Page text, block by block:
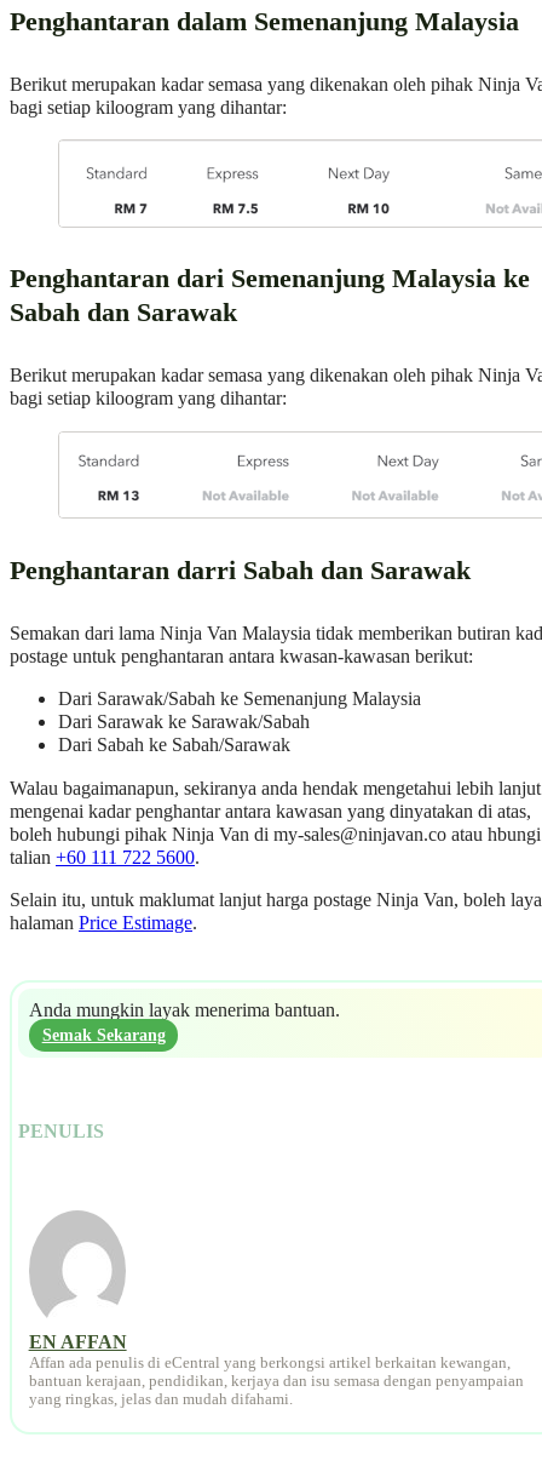
Penghantaran dalam Semenanjung Malaysia
Berikut merupakan kadar semasa yang dikenakan oleh pihak Ninja
bagi setiap kiloogram yang dihantar:
Penghantaran dari Semenanjung Malaysia ke
Sabah dan Sarawak
Berikut merupakan kadar semasa yang dikenakan oleh pihak Ninja
bagi setiap kiloogram yang dihantar:
Penghantaran darri Sabah dan Sarawak
Semakan dari lama Ninja Van Malaysia tidak memberikan butiran
postage untuk penghantaran antara kwasan-kawasan berikut:
Dari Sarawak/Sabah ke Semenanjung Malaysia
Dari Sarawak ke Sarawak/Sabah
Dari Sabah ke Sabah/Sarawak
Walau bagaimanapun, sekiranya anda hendak mengetahui lebih lanjut
mengenai kadar penghantar antara kawasan yang dinyatakan di atas,
boleh hubungi pihak Ninja Van di my-sales@ninjavan.co atau
talian +60 111 722 5600.
Selain itu, untuk maklumat lanjut harga postage Ninja Van, boleh
halaman Price Estimage.
Anda mungkin layak menerima bantuan.
Semak Sekarang
PENULIS
EN AFFAN
Affan ada penulis di eCentral yang berkongsi artikel berkaitan kewangan,
bantuan kerajaan, pendidikan, kerjaya dan isu semasa dengan penyampaian
yang ringkas, jelas dan mudah difahami.